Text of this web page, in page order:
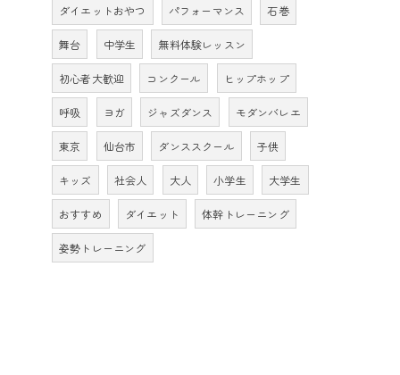
ダイエットおやつ パフォーマンス 石巻
舞台 中学生 無料体験レッスン
初心者大歓迎 コンクール ヒップホップ
呼吸 ヨガ ジャズダンス モダンバレエ
東京 仙台市 ダンススクール 子供
キッズ 社会人 大人 小学生 大学生
おすすめ ダイエット 体幹トレーニング
姿勢トレーニング